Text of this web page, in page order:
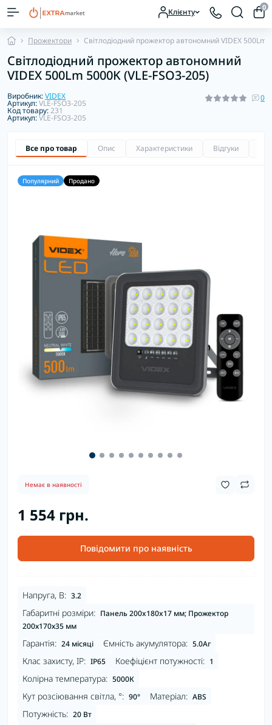
Клієнту 0
Прожектори Світлодіодний прожектор автономний VIDEX 500Lm
Світлодіодний прожектор автономний
VIDEX 500Lm 5000K (VLE-FSO3-205)
Виробник:VIDEX
Артикул:VLE-FSO3-205
Код товару:231
Артикул:VLE-FSO3-205
0
Все про товар Опис Характеристики Відгуки
Популярний Продано
Немає в наявності
1 554 грн.
Повідомити про наявність
Напруга, В: 3.2
Габаритні розміри: Панель 200x180x17 мм; Прожектор
200х170х35 мм
Гарантія: 24 місяці Ємність акумулятора: 5.0Аг
Клас захисту, IP: IP65 Коефіцієнт потужності: 1
Колірна температура: 5000К
Кут розсіювання світла, °: 90° Матеріал: ABS
Потужність: 20 Вт